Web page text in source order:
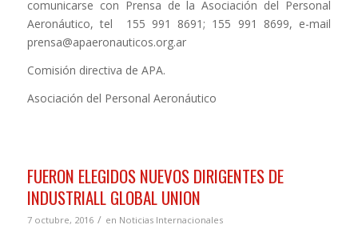
comunicarse con Prensa de la Asociación del Personal
Aeronáutico, tel 155 991 8691; 155 991 8699, e-mail
prensa@apaeronauticos.org.ar
Comisión directiva de APA.
Asociación del Personal Aeronáutico
FUERON ELEGIDOS NUEVOS DIRIGENTES DE
INDUSTRIALL GLOBAL UNION
7 octubre, 2016 / en Noticias Internacionales